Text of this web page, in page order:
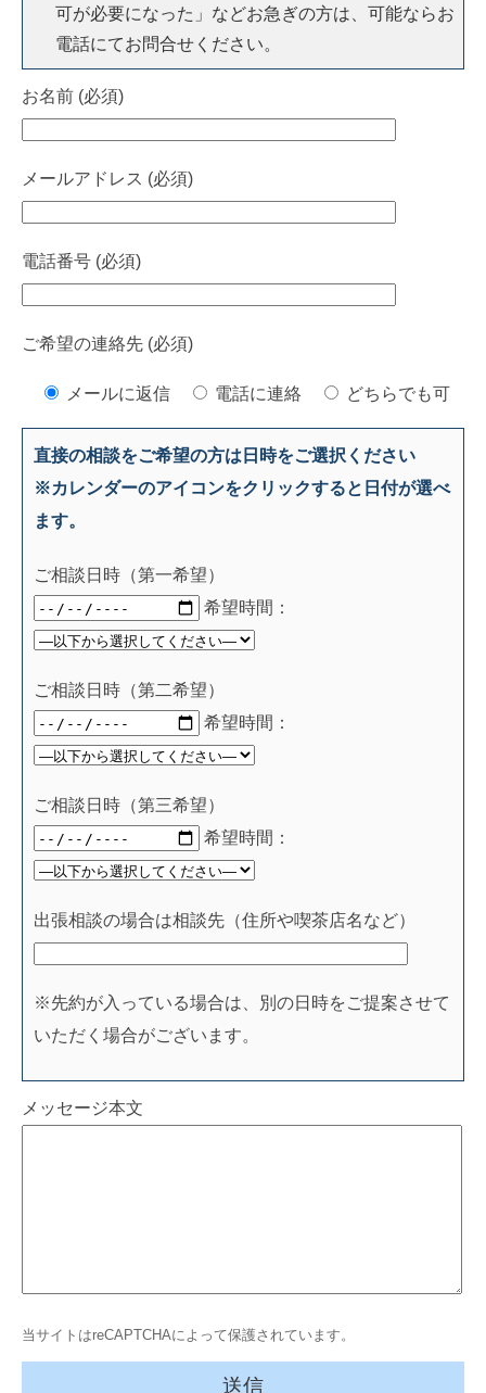
可が必要になった」などお急ぎの方は、可能ならお
電話にてお問合せください。
お名前 (必須)
メールアドレス (必須)
電話番号 (必須)
ご希望の連絡先 (必須)
メールに返信 電話に連絡 どちらでも可
直接の相談をご希望の方は日時をご選択ください
※カレンダーのアイコンをクリックすると日付が選べ
ます。
ご相談日時（第一希望）
希望時間：
ご相談日時（第二希望）
希望時間：
ご相談日時（第三希望）
希望時間：
出張相談の場合は相談先（住所や喫茶店名など）
※先約が入っている場合は、別の日時をご提案させて
いただく場合がございます。
メッセージ本文
当サイトはreCAPTCHAによって保護されています。